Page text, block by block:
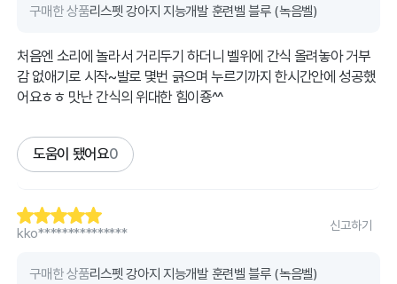
구매한 상품리스펫 강아지 지능개발 훈련벨 블루 (녹음벨)
처음엔 소리에 놀라서 거리두기 하더니 벨위에 간식 올려놓아 거부
감 없애기로 시작~발로 몇번 긁으며 누르기까지 한시간안에 성공했
어요ㅎㅎ 맛난 간식의 위대한 힘이죵^^
도움이 됐어요0
kko***************
신고하기
구매한 상품리스펫 강아지 지능개발 훈련벨 블루 (녹음벨)